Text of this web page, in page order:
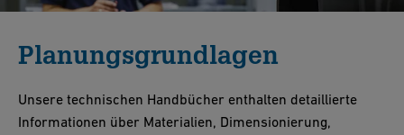
Planungsgrundlagen
Unsere technischen Handbücher enthalten detaillierte
Informationen über Materialien, Dimensionierung,